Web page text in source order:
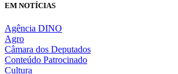
EM NOTÍCIAS
Agência DINO
Agro
Câmara dos Deputados
Conteúdo Patrocinado
Cultura